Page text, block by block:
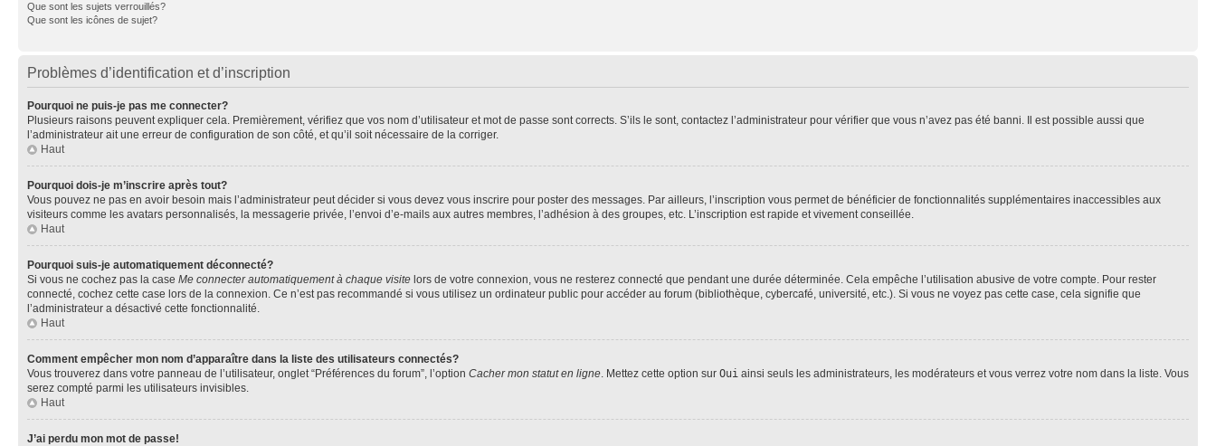
Que sont les sujets verrouillés?
Que sont les icônes de sujet?
Problèmes d’identification et d’inscription
Pourquoi ne puis-je pas me connecter?
Plusieurs raisons peuvent expliquer cela. Premièrement, vérifiez que vos nom d’utilisateur et mot de passe sont corrects. S’ils le sont, contactez l’administrateur pour vérifier que vous n’avez pas été banni. Il est possible aussi que
l’administrateur ait une erreur de configuration de son côté, et qu’il soit nécessaire de la corriger.
Haut
Pourquoi dois-je m’inscrire après tout?
Vous pouvez ne pas en avoir besoin mais l’administrateur peut décider si vous devez vous inscrire pour poster des messages. Par ailleurs, l’inscription vous permet de bénéficier de fonctionnalités supplémentaires inaccessibles aux
visiteurs comme les avatars personnalisés, la messagerie privée, l’envoi d’e-mails aux autres membres, l’adhésion à des groupes, etc. L’inscription est rapide et vivement conseillée.
Haut
Pourquoi suis-je automatiquement déconnecté?
Si vous ne cochez pas la case Me connecter automatiquement à chaque visite lors de votre connexion, vous ne resterez connecté que pendant une durée déterminée. Cela empêche l’utilisation abusive de votre compte. Pour rester
connecté, cochez cette case lors de la connexion. Ce n’est pas recommandé si vous utilisez un ordinateur public pour accéder au forum (bibliothèque, cybercafé, université, etc.). Si vous ne voyez pas cette case, cela signifie que
l’administrateur a désactivé cette fonctionnalité.
Haut
Comment empêcher mon nom d’apparaître dans la liste des utilisateurs connectés?
Vous trouverez dans votre panneau de l’utilisateur, onglet “Préférences du forum”, l’option Cacher mon statut en ligne. Mettez cette option sur Oui ainsi seuls les administrateurs, les modérateurs et vous verrez votre nom dans la liste. Vous
serez compté parmi les utilisateurs invisibles.
Haut
J’ai perdu mon mot de passe!